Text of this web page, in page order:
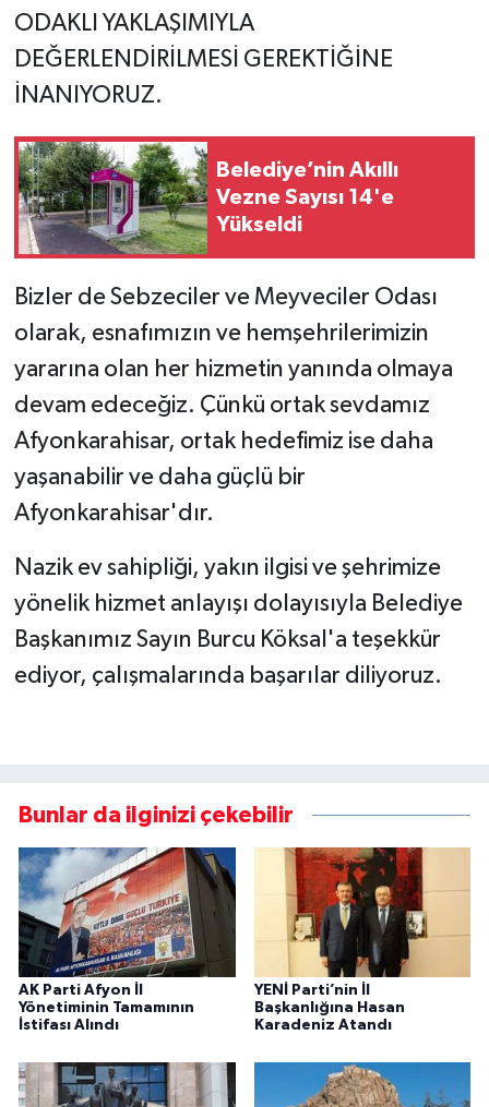
ODAKLI YAKLAŞIMIYLA
DEĞERLENDİRİLMESİ GEREKTİĞİNE
İNANIYORUZ.
Belediye’nin Akıllı
Vezne Sayısı 14'e
Yükseldi
Bizler de Sebzeciler ve Meyveciler Odası
olarak, esnafımızın ve hemşehrilerimizin
yararına olan her hizmetin yanında olmaya
devam edeceğiz. Çünkü ortak sevdamız
Afyonkarahisar, ortak hedefimiz ise daha
yaşanabilir ve daha güçlü bir
Afyonkarahisar'dır.
Nazik ev sahipliği, yakın ilgisi ve şehrimize
yönelik hizmet anlayışı dolayısıyla Belediye
Başkanımız Sayın Burcu Köksal'a teşekkür
ediyor, çalışmalarında başarılar diliyoruz.
Bunlar da ilginizi çekebilir
AK Parti Afyon İl
Yönetiminin Tamamının
İstifası Alındı
YENİ Parti’nin İl
Başkanlığına Hasan
Karadeniz Atandı